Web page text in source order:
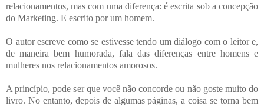
relacionamentos, mas com uma diferença: é escrita sob a concepção
do Marketing. E escrito por um homem.
O autor escreve como se estivesse tendo um diálogo com o leitor e,
de maneira bem humorada, fala das diferenças entre homens e
mulheres nos relacionamentos amorosos.
A princípio, pode ser que você não concorde ou não goste muito do
livro. No entanto, depois de algumas páginas, a coisa se torna bem